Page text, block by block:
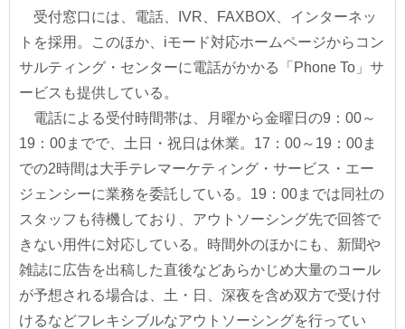
受付窓口には、電話、IVR、FAXBOX、インターネッ
トを採用。このほか、iモード対応ホームページからコン
サルティング・センターに電話がかかる「Phone To」サ
ービスも提供している。
電話による受付時間帯は、月曜から金曜日の9：00～
19：00までで、土日・祝日は休業。17：00～19：00ま
での2時間は大手テレマーケティング・サービス・エー
ジェンシーに業務を委託している。19：00までは同社の
スタッフも待機しており、アウトソーシング先で回答で
きない用件に対応している。時間外のほかにも、新聞や
雑誌に広告を出稿した直後などあらかじめ大量のコール
が予想される場合は、土・日、深夜を含め双方で受け付
けるなどフレキシブルなアウトソーシングを行ってい